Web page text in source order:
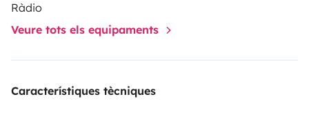
Ràdio
Veure tots els equipaments
Característiques tècniques